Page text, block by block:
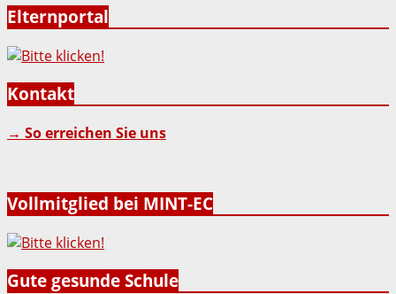
Elternportal
Kontakt
→ So erreichen Sie uns
Vollmitglied bei MINT-EC
Gute gesunde Schule